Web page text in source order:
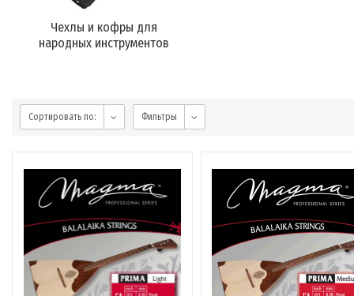
Чехлы и кофры для
народных инструментов
Сортировать по: Фильтры